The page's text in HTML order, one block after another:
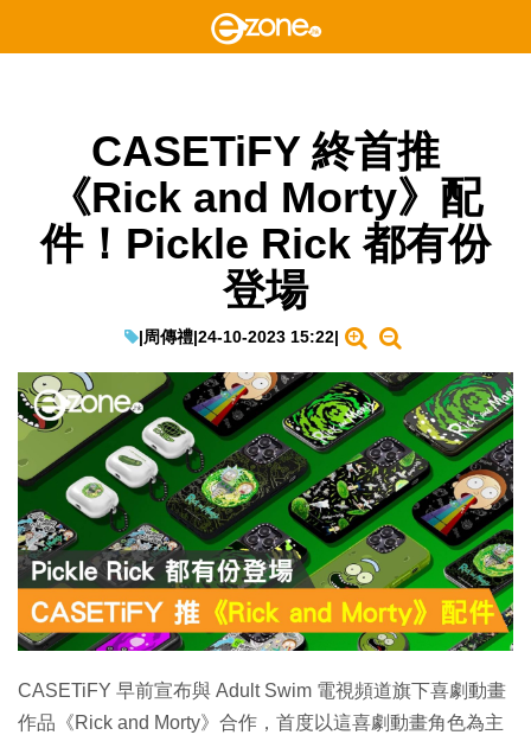
CASETiFY 終首推
《Rick and Morty》配
件！Pickle Rick 都有份
登場
|周傳禮|24-10-2023 15:22|
CASETiFY 早前宣布與 Adult Swim 電視頻道旗下喜劇動畫
作品《Rick and Morty》合作，首度以這喜劇動畫角色為主